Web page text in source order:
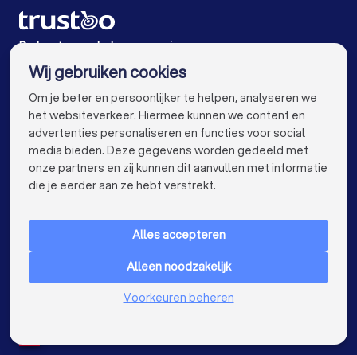
Psychologen in Den Haag
Psychologen in Utrecht
Psychologen in Eindhoven
Psychologen in Groningen
Psychologen in Almere
Psychologen in Breda
Psychologen in Nijmegen
Psychologen in Enschede
Psychologen in Haarlem
Psychologen in Amersfoort
Psychologen in Apeldoorn
Psychologen in Den Bosch
De beste psychologen voor jou
VOOR PARTICULIEREN keyboard_arrow_down
Nederland
Wij gebruiken cookies
Om je beter en persoonlijker te helpen, analyseren we
het websiteverkeer. Hiermee kunnen we content en
advertenties personaliseren en functies voor social
media bieden. Deze gegevens worden gedeeld met
onze partners en zij kunnen dit aanvullen met informatie
die je eerder aan ze hebt verstrekt.
Alles accepteren
Alleen noodzakelijk
Voorkeuren beheren